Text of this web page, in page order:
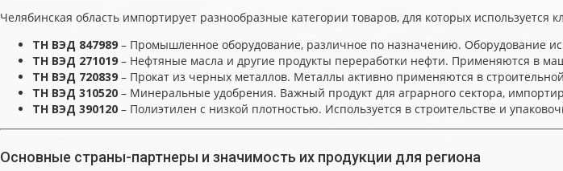
Челябинская область импортирует разнообразные категории товаров, для которых
ТН ВЭД 847989 – Промышленное оборудование, различное по назначению. Оборудование
ТН ВЭД 271019 – Нефтяные масла и другие продукты переработки нефти. Применяются в
ТН ВЭД 720839 – Прокат из черных металлов. Металлы активно применяются в
ТН ВЭД 310520 – Минеральные удобрения. Важный продукт для аграрного сектора,
ТН ВЭД 390120 – Полиэтилен с низкой плотностью. Используется в строительстве и
Основные страны-партнеры и значимость их продукции для региона